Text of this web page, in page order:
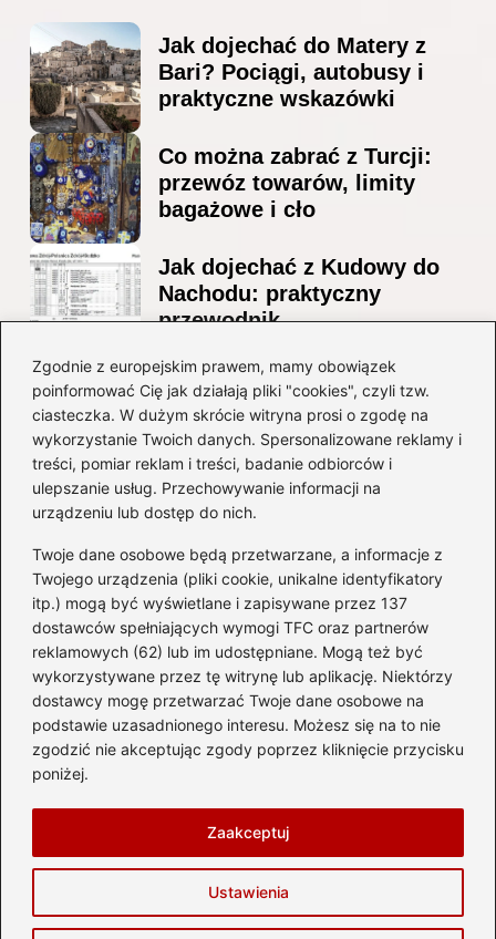
Zgodnie z europejskim prawem, mamy obowiązek
poinformować Cię jak działają pliki "cookies", czyli tzw.
ciasteczka. W dużym skrócie witryna prosi o zgodę na
wykorzystanie Twoich danych. Spersonalizowane reklamy i
treści, pomiar reklam i treści, badanie odbiorców i
ulepszanie usług. Przechowywanie informacji na
urządzeniu lub dostęp do nich.
Twoje dane osobowe będą przetwarzane, a informacje z
Twojego urządzenia (pliki cookie, unikalne identyfikatory
itp.) mogą być wyświetlane i zapisywane przez 137
dostawców spełniających wymogi TFC oraz partnerów
reklamowych (62) lub im udostępniane. Mogą też być
wykorzystywane przez tę witrynę lub aplikację. Niektórzy
dostawcy mogę przetwarzać Twoje dane osobowe na
podstawie uzasadnionego interesu. Możesz się na to nie
zgodzić nie akceptując zgody poprzez kliknięcie przycisku
poniżej.
Ustawienia
Zaakceptuj
Jak dojechać do Matery z
Bari? Pociągi, autobusy i
praktyczne wskazówki
Co można zabrać z Turcji:
przewóz towarów, limity
bagażowe i cło
Jak dojechać z Kudowy do
Nachodu: praktyczny
przewodnik
Ile alkoholu można
przewieźć z Albanii?
Przewodnik po przepisach i
ograniczeniach
Kategorie
Ciekawostki(8)
Kultura i tradycje(10)
Loty(237)
Polska(66)
Wakacje (296)
Zabytki(8)
Zagranica(48)
Prywatność
Zasady użytkowania
Napisz do nas